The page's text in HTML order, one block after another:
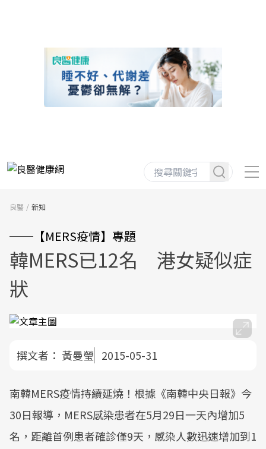
良醫 新知
──【MERS疫情】專題
韓MERS已12名 港女疑似症
狀
撰文者： 黃曼瑩 2015-05-31
南韓MERS疫情持續延燒！根據《南韓中央日報》今
30日報導，MERS感染患者在5月29日一天內增加5
名，距離首例患者確診僅9天，感染人數迅速增加到1